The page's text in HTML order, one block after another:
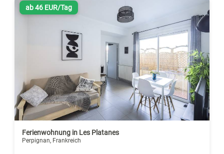
ab 46 EUR/Tag
Ferienwohnung in Les Platanes
Perpignan, Frankreich